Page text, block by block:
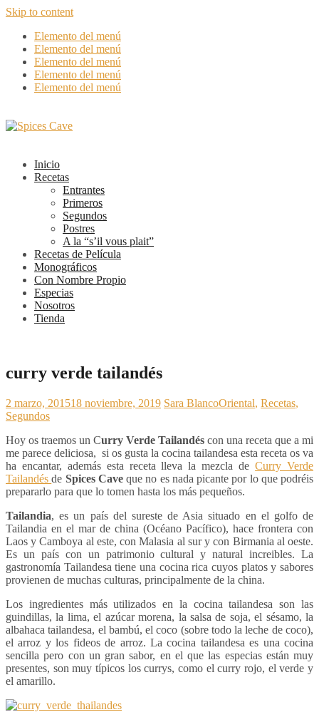
Skip to content
Elemento del menú
Elemento del menú
Elemento del menú
Elemento del menú
Elemento del menú
Inicio
Recetas
Entrantes
Primeros
Segundos
Postres
A la “s’il vous plait”
Recetas de Película
Monográficos
Con Nombre Propio
Especias
Nosotros
Tienda
curry verde tailandés
2 marzo, 201518 noviembre, 2019 Sara BlancoOriental, Recetas,
Segundos
Hoy os traemos un Curry Verde Tailandés con una receta que a mi
me parece deliciosa, si os gusta la cocina tailandesa esta receta os va
ha encantar, además esta receta lleva la mezcla deCurry Verde
Tailandésde Spices Caveque no es nada picante por lo que podréis
prepararlo para que lo tomen hasta los más pequeños.
Tailandia, es un país del sureste de Asia situado en el golfo de
Tailandia en el mar de china (Océano Pacífico), hace frontera con
Laos y Camboya al este, con Malasia al sur y con Birmania al oeste.
Es un país con un patrimonio cultural y natural increibles. La
gastronomía Tailandesa tiene una cocina rica cuyos platos y sabores
provienen de muchas culturas, principalmente de la china.
Los ingredientes más utilizados en la cocina tailandesa son las
guindillas, la lima, el azúcar morena, la salsa de soja, el sésamo, la
albahaca tailandesa, el bambú, el coco (sobre todo la leche de coco),
el arroz y los fideos de arroz. La cocina tailandesa es una cocina
sencilla pero con un gran sabor, en el que las especias están muy
presentes, son muy típicos los currys, como el curry rojo, el verde y
el amarillo.